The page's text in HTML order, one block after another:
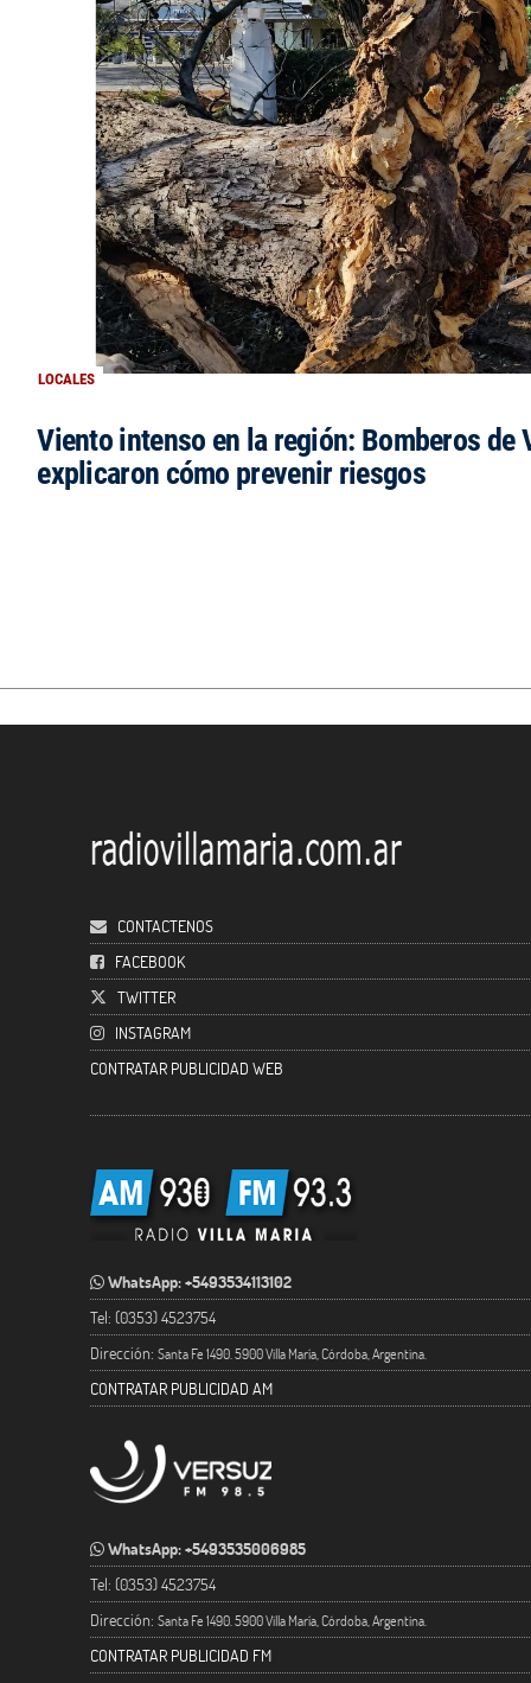
LOCALES
Viento intenso en la región: Bomberos de
explicaron cómo prevenir riesgos
CONTACTENOS
FACEBOOK
TWITTER
INSTAGRAM
CONTRATAR PUBLICIDAD WEB
WhatsApp: +5493534113102
Tel: (0353) 4523754
Dirección: Santa Fe 1490. 5900 Villa María, Córdoba, Argentina.
CONTRATAR PUBLICIDAD AM
WhatsApp: +5493535006985
Tel: (0353) 4523754
Dirección: Santa Fe 1490. 5900 Villa María, Córdoba, Argentina.
CONTRATAR PUBLICIDAD FM